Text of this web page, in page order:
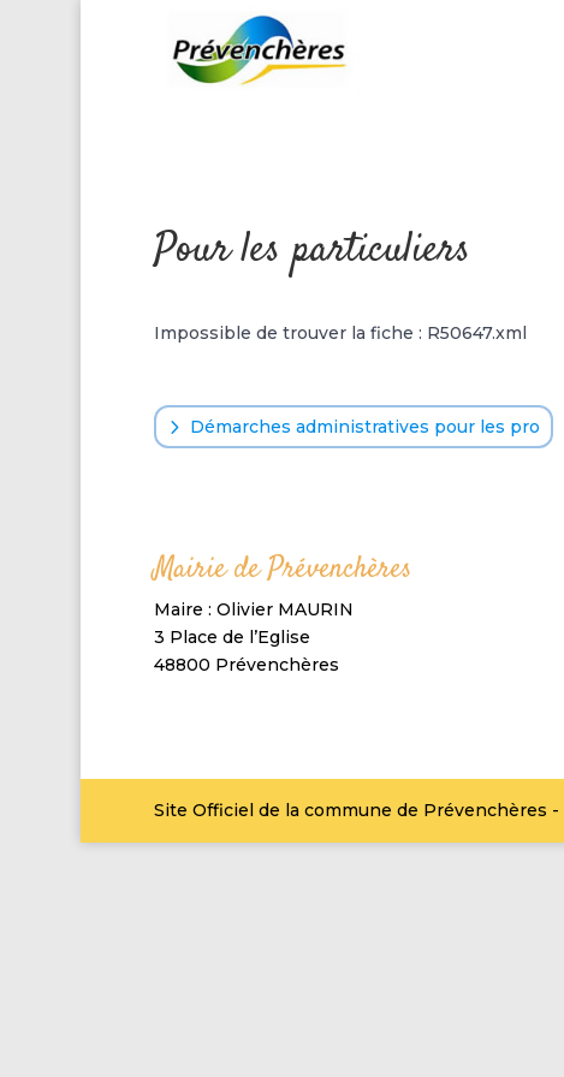
Pour les particuliers
Impossible de trouver la fiche : R50647.xml
Démarches administratives pour les pro
Mairie de Prévenchères
Maire : Olivier MAURIN
3 Place de l’Eglise
48800 Prévenchères
Site Officiel de la commune de Prévenchères -